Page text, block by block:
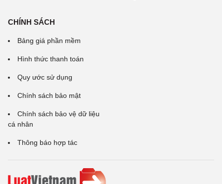
CHÍNH SÁCH
Bảng giá phần mềm
Hình thức thanh toán
Quy ước sử dụng
Chính sách bảo mật
Chính sách bảo vệ dữ liệu
cá nhân
Thông báo hợp tác